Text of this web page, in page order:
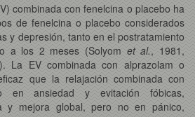
combinada con fenelcina o placebo ha
de fenelcina o placebo considerados
y depresión, tanto en el postratamiento
a los 2 meses (Solyom et al., 1981,
La EV combinada con alprazolam o
que la relajación combinada con
en ansiedad y evitación fóbicas,
y mejora global, pero no en pánico,